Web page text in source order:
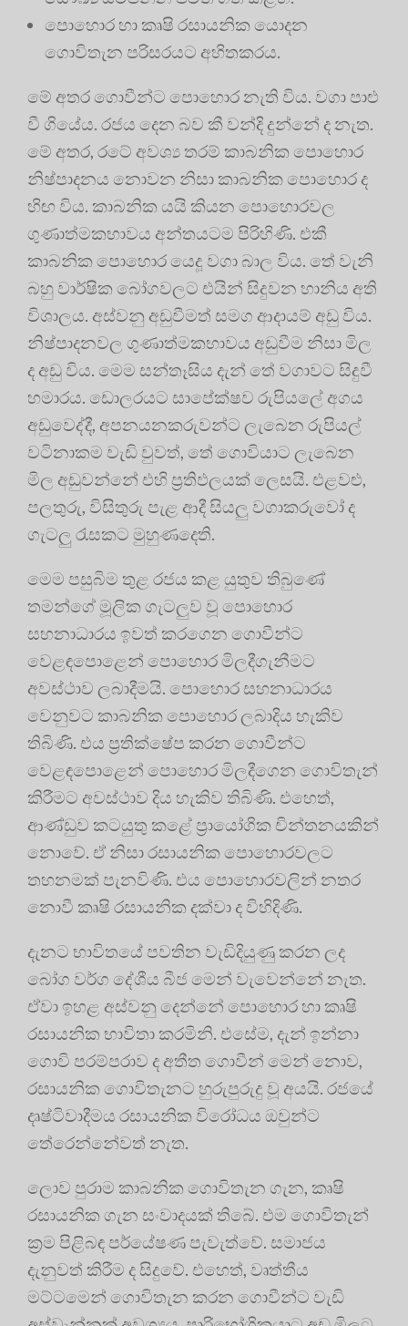
පොහොර හා කෘෂි රසායනික යොදන
ගොවිතැන පරිසරයට අහිතකරය.
මේ අතර ගොවීන්ට පොහොර නැති විය. වගා පාළු
වී ගියේය. රජය දෙන බව කී වන්දි දුන්නේ ද නැත.
මේ අතර, රටේ අවශ්‍ය තරම් කාබනික පොහොර
නිෂ්පාදනය නොවන නිසා කාබනික පොහොර ද
හිඟ විය. කාබනික යයි කියන පොහොරවල
ගුණාත්මකභාවය අන්තයටම පිරිහිණි. එකී
කාබනික පොහොර යෙදූ වගා බාල විය. තේ වැනි
බහු වාර්ෂික බෝගවලට එයින් සිදුවන හානිය අති
විශාලය. අස්වනු අඩුවීමත් සමග ආදායම් අඩු විය.
නිෂ්පාදනවල ගුණාත්මකභාවය අඩුවීම නිසා මිල
ද අඩු විය. මෙම සන්තෑසිය දැන් තේ වගාවට සිදුවී
හමාරය. ඩොලරයට සාපේක්ෂව රුපියලේ අගය
අඩුවෙද්දී, අපනයනකරුවන්ට ලැබෙන රුපියල්
වටිනාකම වැඩි වුවත්, තේ ගොවියාට ලැබෙන
මිල අඩුවන්නේ එහි ප්‍රතිඵලයක් ලෙසයි. එළවළු,
පලතුරු, විසිතුරු පැළ ආදී සියලු වගාකරුවෝ ද
ගැටලු රැසකට මුහුණදෙති.
මෙම පසුබිම තුළ රජය කළ යුතුව තිබුණේ
තමන්ගේ මූලික ගැටලුව වූ පොහොර
සහනාධාරය ඉවත් කරගෙන ගොවීන්ට
වෙළඳපොළෙන් පොහොර මිලදීගැනීමට
අවස්ථාව ලබාදීමයි. පොහොර සහනාධාරය
වෙනුවට කාබනික පොහොර ලබාදිය හැකිව
තිබිණි. එය ප්‍රතික්ෂේප කරන ගොවීන්ට
වෙළඳපොළෙන් පොහොර මිලදීගෙන ගොවිතැන්
කිරීමට අවස්ථාව දිය හැකිව තිබිණි. එහෙත්,
ආණ්ඩුව කටයුතු කළේ ප්‍රායෝගික චින්තනයකින්
නොවේ. ඒ නිසා රසායනික පොහොරවලට
තහනමක් පැනවිණි. එය පොහොරවලින් නතර
නොවී කෘෂි රසායනික දක්වා ද විහිදිණි.
දැනට භාවිතයේ පවතින වැඩිදියුණු කරන ලද
බෝග වර්ග දේශීය බීජ මෙන් වැවෙන්නේ නැත.
ඒවා ඉහළ අස්වනු දෙන්නේ පොහොර හා කෘෂි
රසායනික භාවිතා කරමිනි. එසේම, දැන් ඉන්නා
ගොවි පරම්පරාව ද අතීත ගොවීන් මෙන් නොව,
රසායනික ගොවිතැනට හුරුපුරුදු වූ අයයි. රජයේ
දෘෂ්ටිවාදීමය රසායනික විරෝධය ඔවුන්ට
තේරෙන්නේවත් නැත.
ලොව පුරාම කාබනික ගොවිතැන ගැන, කෘෂි
රසායනික ගැන සංවාදයක් තිබේ. එම ගොවිතැන්
ක්‍රම පිළිබඳ පර්යේෂණ පැවැත්වේ. සමාජය
දැනුවත් කිරීම ද සිදුවේ. එහෙත්, වෘත්තීය
මට්ටමෙන් ගොවිතැන කරන ගොවීන්ට වැඩි